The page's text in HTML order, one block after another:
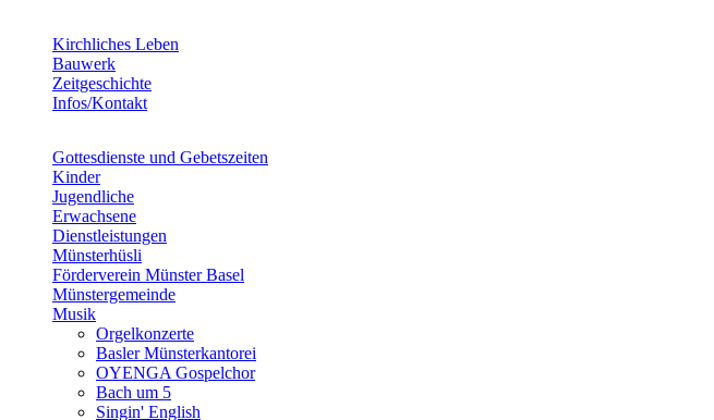
Kirchliches Leben
Bauwerk
Zeitgeschichte
Infos/Kontakt
Gottesdienste und Gebetszeiten
Kinder
Jugendliche
Erwachsene
Dienstleistungen
Münsterhüsli
Förderverein Münster Basel
Münstergemeinde
Musik
Orgelkonzerte
Basler Münsterkantorei
OYENGA Gospelchor
Bach um 5
Singin' English